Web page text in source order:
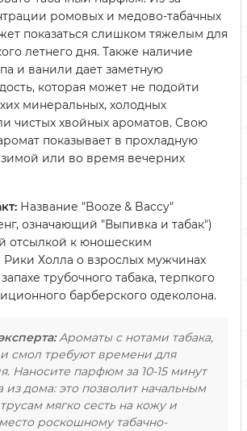
ромовых и медово-табачных
показаться слишком тяжелым для
летнего дня. Также наличие
и ванили дает заметную
которая может не подойти
минеральных, холодных
чистых хвойных ароматов. Свою
показывает в прохладную
зимой или во время вечерних
Название "Booze & Baccy"
означающий "Выпивка и табак")
отсылкой к юношеским
Холла о взрослых мужчинах
трубочного табака, терпкого
барберского одеколона.
Ароматы с нотами табака,
и смол требуют времени для
Наносите парфюм за 10-15 минут
из дома: это позволит начальным
мягко сесть на кожу и
роскошному табачно-